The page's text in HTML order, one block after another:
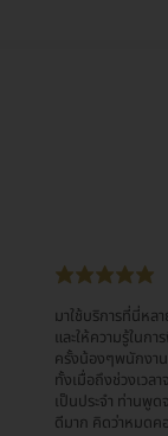
มาใช้บริการที่นี่หล
และให้ความรู้ในก
ครั้งน้องๆพนักงาน
ทั้งเมื่อถึงช่วงเว
เป็นประจำ ท่านพูด
ดีมาก คิดว่าหมดค